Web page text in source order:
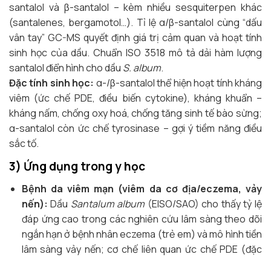
santalol và β-santalol – kèm nhiều sesquiterpen khác
(santalenes, bergamotol…). Tỉ lệ α/β-santalol cùng “dấu
vân tay” GC-MS quyết định giá trị cảm quan và hoạt tính
sinh học của dầu. Chuẩn ISO 3518 mô tả dải hàm lượng
santalol điển hình cho dầu S. album.
Đặc tính sinh học: α-/β-santalol thể hiện hoạt tính kháng
viêm (ức chế PDE, điều biến cytokine), kháng khuẩn –
kháng nấm, chống oxy hoá, chống tăng sinh tế bào sừng;
α-santalol còn ức chế tyrosinase – gợi ý tiềm năng điều
sắc tố.
3) Ứng dụng trong y học
Bệnh da viêm mạn (viêm da cơ địa/eczema, vảy
nến): Dầu Santalum album(EISO/SAO) cho thấy tỷ lệ
đáp ứng cao trong các nghiên cứu lâm sàng theo dõi
ngắn hạn ở bệnh nhân eczema (trẻ em) và mô hình tiền
lâm sàng vảy nến; cơ chế liên quan ức chế PDE (đặc